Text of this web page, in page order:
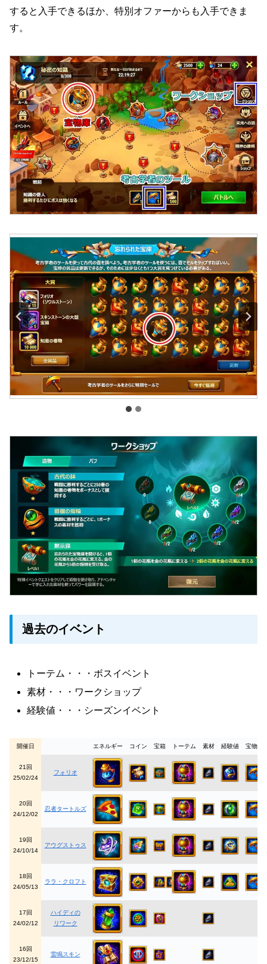
すると入手できるほか、特別オファーからも入手できま
す。
過去のイベント
トーテム・・・ボスイベント
素材・・・ワークショップ
経験値・・・シーズンイベント
開催日 エネルギー コイン 宝箱 トーテム 素材 経験値 宝物庫
21回
25/02/24
フォリオ
20回
24/12/02
忍者タートルズ
19回
24/10/14
アウグストゥス
18回
24/05/13
ララ・クロフト
17回
24/02/12
ハイディの
リワーク
16回
23/12/15
雷鳴スキン